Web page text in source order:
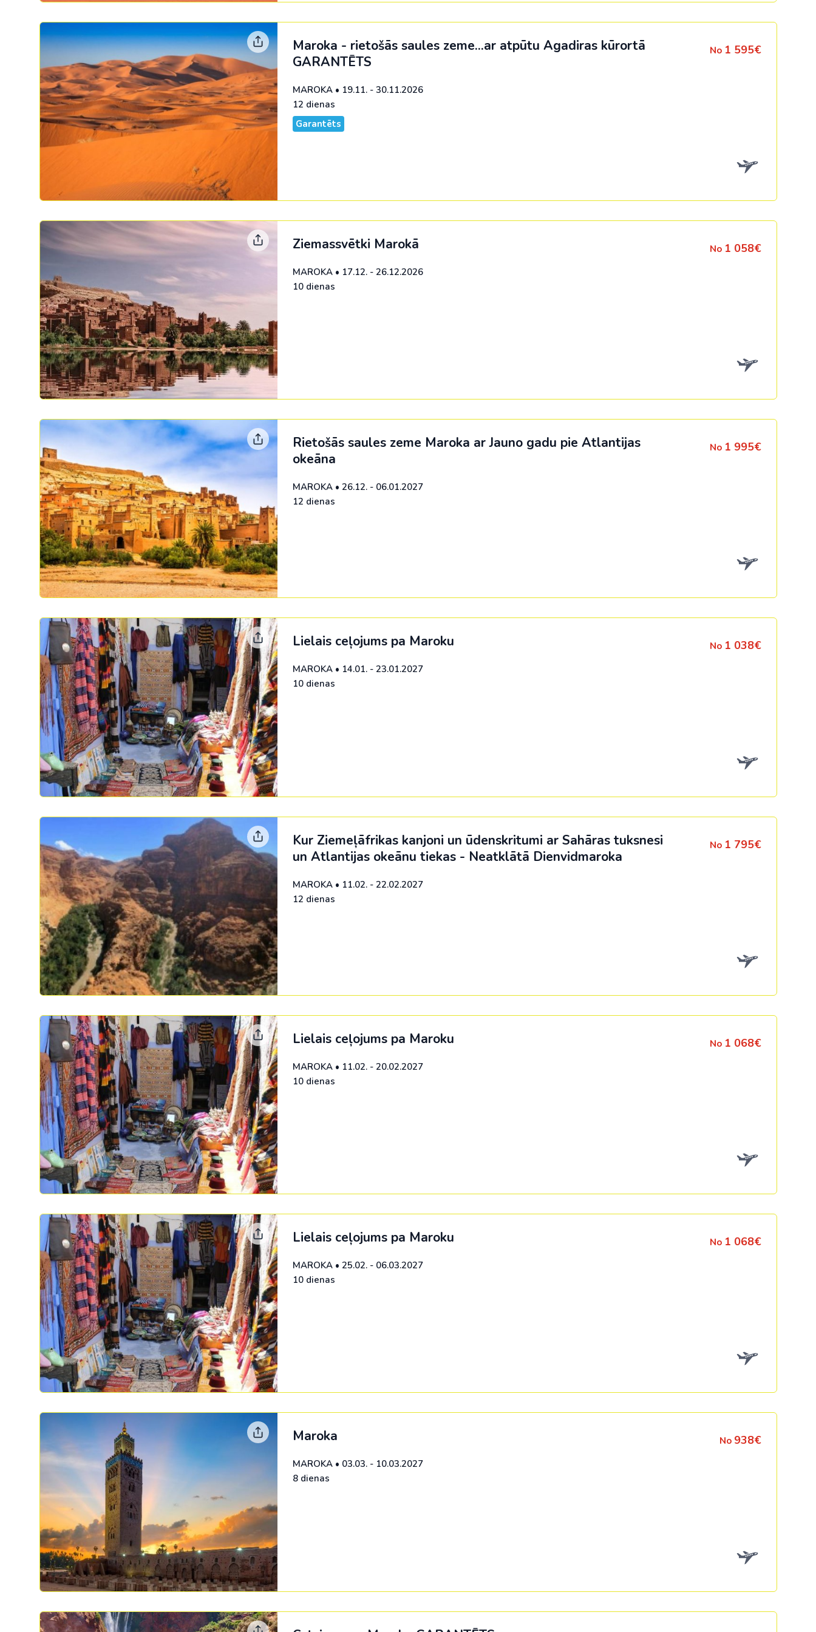
Uzbekistāna
Vjetnama
Maroka - rietošās saules zeme...ar atpūtu Agadiras kūrortā
GARANTĒTS
MAROKA• 19.11. - 30.11.2026
12 dienas
Garantēts
No 1 595€
Ziemassvētki Marokā
MAROKA• 17.12. - 26.12.2026
10 dienas
No 1 058€
Rietošās saules zeme Maroka ar Jauno gadu pie Atlantijas
okeāna
MAROKA• 26.12. - 06.01.2027
12 dienas
No 1 995€
Lielais ceļojums pa Maroku
MAROKA• 14.01. - 23.01.2027
10 dienas
No 1 038€
Kur Ziemeļāfrikas kanjoni un ūdenskritumi ar Sahāras tuksnesi
un Atlantijas okeānu tiekas - Neatklātā Dienvidmaroka
MAROKA• 11.02. - 22.02.2027
12 dienas
No 1 795€
Lielais ceļojums pa Maroku
MAROKA• 11.02. - 20.02.2027
10 dienas
No 1 068€
Lielais ceļojums pa Maroku
MAROKA• 25.02. - 06.03.2027
10 dienas
No 1 068€
Maroka
MAROKA• 03.03. - 10.03.2027
8 dienas
No 938€